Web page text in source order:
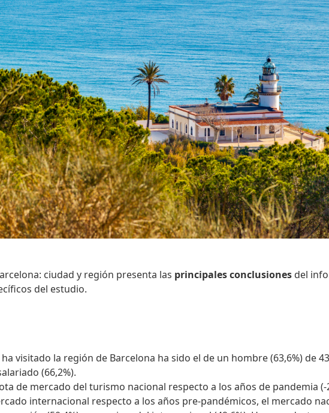
ciudad y región presenta las principales conclusiones del
del estudio.
visitado la región de Barcelona ha sido el de un hombre (63,6%) de
(66,2%).
de mercado del turismo nacional respecto a los años de pandemia (-
internacional respecto a los años pre-pandémicos, el mercado